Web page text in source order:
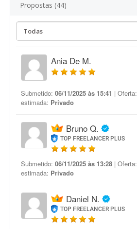
Propostas (44)
Ania De M.
Submetido: 06/11/2025 às 15:41 | Oferta:
estimada: Privado
Bruno Q.
TOP FREELANCER PLUS
Submetido: 06/11/2025 às 13:28 | Oferta:
estimada: Privado
Daniel N.
TOP FREELANCER PLUS